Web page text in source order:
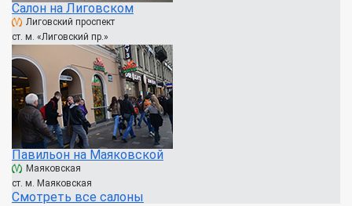
Салон на Лиговском
Лиговский проспект
ст. м. «Лиговский пр.»
Павильон на Маяковской
Маяковская
ст. м. Маяковская
Смотреть все салоны